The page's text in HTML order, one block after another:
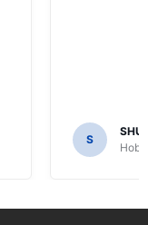
S